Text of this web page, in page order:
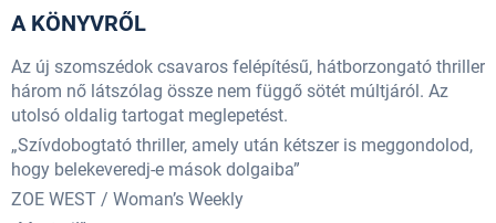
A KÖNYVRŐL
Az új szomszédok csavaros felépítésű, hátborzongató thriller
három nő látszólag össze nem függő sötét múltjáról. Az
utolsó oldalig tartogat meglepetést.
„Szívdobogtató thriller, amely után kétszer is meggondolod,
hogy belekeveredj-e mások dolgaiba”
ZOE WEST / Woman’s Weekly